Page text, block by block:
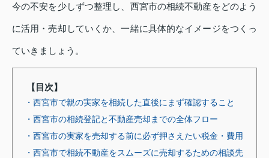
今の不安を少しずつ整理し、西宮市の相続不動産をどのよう
に活用・売却していくか、一緒に具体的なイメージをつくっ
ていきましょう。
【目次】
・西宮市で親の実家を相続した直後にまず確認すること
・西宮市の相続登記と不動産売却までの全体フロー
・西宮市の実家を売却する前に必ず押さえたい税金・費用
・西宮市で相続不動産をスムーズに売却するための相談先